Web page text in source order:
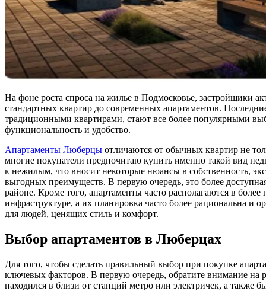
На фоне роста спроса на жилье в Подмосковье, застройщики
стандартных квартир до современных апартаментов.
традиционными квартирами, стают все более популярными
функциональность и удобство.
Апартаменты Люберцы отличаются от обычных квартир не
многие покупатели предпочитаю купить именно такой вид
к нежилым, что вносит некоторые нюансы в собственность,
выгодных преимуществ. В первую очередь, это более
районе. Кроме того, апартаменты часто располагаются в
инфраструктуре, а их планировка часто более рациональна и
для людей, ценящих стиль и комфорт.
Выбор апартаментов в Люберцах
Для того, чтобы сделать правильный выбор при покупке
ключевых факторов. В первую очередь, обратите внимание на
находился в близи от станций метро или электричек, а также